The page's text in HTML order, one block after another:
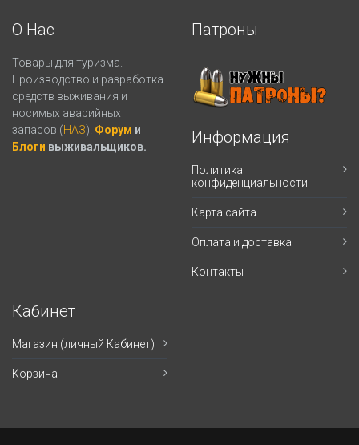
О Нас
Товары для туризма.
Производство и разработка
средств выживания и
носимых аварийных
запасов (НАЗ). Форум и
Блоги выживальщиков.
Патроны
Информация
Политика
конфиденциальности
Карта сайта
Оплата и доставка
Контакты
Кабинет
Магазин (личный Кабинет)
Корзина